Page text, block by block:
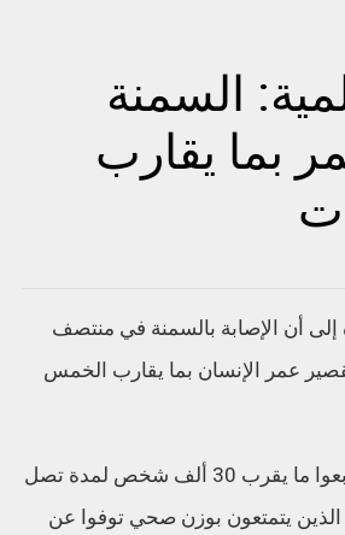
السمنة
بما يقارب
أن الإصابة بالسمنة في منتصف
عمر الإنسان بما يقارب الخمس
ووجد العلماء الذين تابعوا ما يقرب 30 ألف شخص لمدة تصل
الذين يتمتعون بوزن صحي توفوا عن